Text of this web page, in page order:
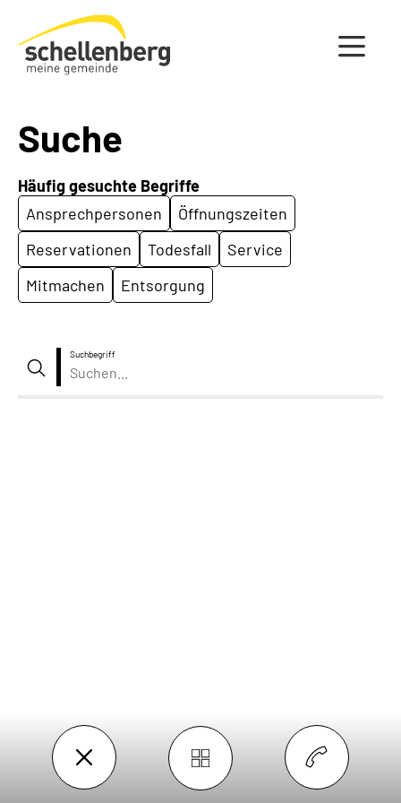
Gemeinde Schellenberg Startseite
Suche
Häufig gesuchte Begriffe
Ansprechpersonen
Öffnungszeiten
Reservationen
Todesfall
Service
Mitmachen
Entsorgung
Suchbegriff